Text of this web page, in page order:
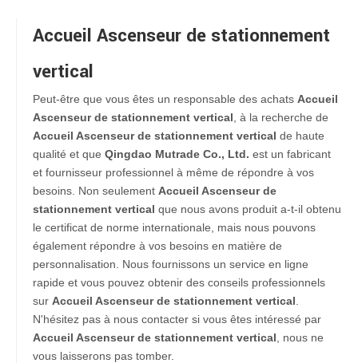
Accueil Ascenseur de stationnement
vertical
Peut-être que vous êtes un responsable des achats Accueil
Ascenseur de stationnement vertical , à la recherche de
Accueil Ascenseur de stationnement vertical de haute
qualité et que Qingdao Mutrade Co., Ltd. est un fabricant
et fournisseur professionnel à même de répondre à vos
besoins. Non seulement Accueil Ascenseur de
stationnement vertical que nous avons produit a-t-il obtenu
le certificat de norme internationale, mais nous pouvons
également répondre à vos besoins en matière de
personnalisation. Nous fournissons un service en ligne
rapide et vous pouvez obtenir des conseils professionnels
sur Accueil Ascenseur de stationnement vertical
N'hésitez pas à nous contacter si vous êtes intéressé par
Accueil Ascenseur de stationnement vertical , nous ne
vous laisserons pas tomber.